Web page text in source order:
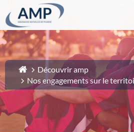
1-
Contenu principal
2-Menu principal
3-Pied de page
4-Recherche
Découvrir amp
Nos engagements sur le